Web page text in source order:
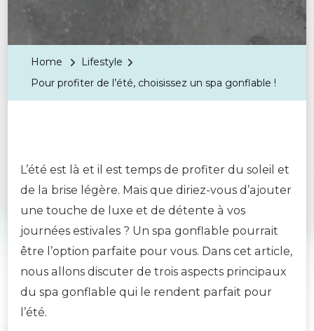
Home
Lifestyle
Pour profiter de l’été, choisissez un spa gonflable !
L’été est là et il est temps de profiter du soleil et
de la brise légère. Mais que diriez-vous d’ajouter
une touche de luxe et de détente à vos
journées estivales ? Un spa gonflable pourrait
être l’option parfaite pour vous. Dans cet article,
nous allons discuter de trois aspects principaux
du spa gonflable qui le rendent parfait pour
l’été.